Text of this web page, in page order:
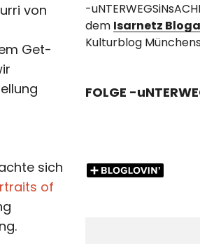
von
Get-
sich
of
-
dem Isarnetz
Kulturblog
FOLGE -